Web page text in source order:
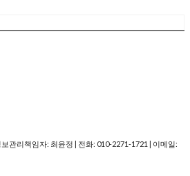
관리책임자: 최윤정 | 전화: 010-2271-1721 | 이메일: